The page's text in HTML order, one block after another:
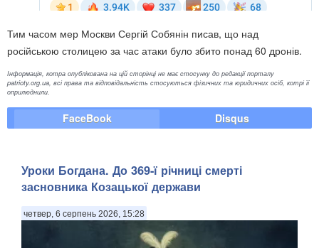
Тим часом мер Москви Сергій Собянін писав, що над
російською столицею за час атаки було збито понад 60 дронів.
Інформація, котра опублікована на цій сторінці не має стосунку до редакції порталу
patrioty.org.ua, всі права та відповідальність стосуються фізичних та юридичних осіб, котрі її
оприлюднили.
FaceBook Disqus
Уроки Богдана. До 369-ї річниці смерті
засновника Козацької держави
четвер, 6 серпень 2026, 15:28